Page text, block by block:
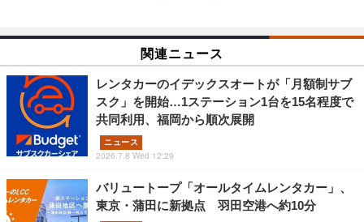
関連ニュース
レンタカーのイデックスオートが「月額制サブ
スク」を開始…1ステーション1台を15名程度で
共同利用、福岡から順次展開
ニュース
2026.7.8 Wed 12:29
バリュートープ「オールタイムレンタカー」、
東京・蒲田に新拠点 羽田空港へ約10分